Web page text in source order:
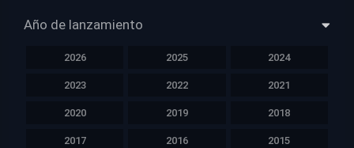
Año de lanzamiento
2026 2025 2024
2023 2022 2021
2020 2019 2018
2017 2016 2015